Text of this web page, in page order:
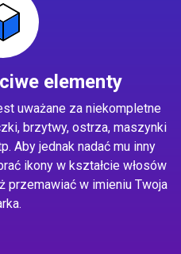
elementy
uważane za niekompletne
brzytwy, ostrza, maszynki
Aby jednak nadać mu inny
ikony w kształcie włosów
przemawiać w imieniu Twoja